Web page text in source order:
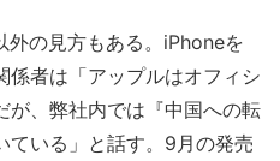
の見方もある。iPhoneを
係者は「アップルはオフィシ
が、弊社内では『中国への転
ている」と話す。9月の発売